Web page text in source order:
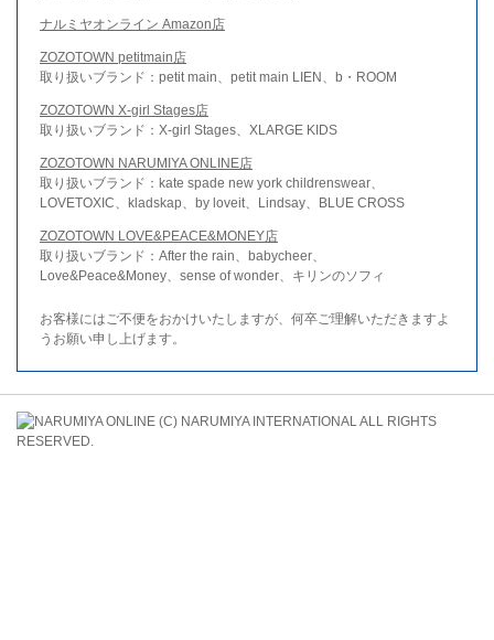
ナルミヤオンライン Amazon店
ZOZOTOWN petitmain店
取り扱いブランド：petit main、petit main LIEN、b・ROOM
ZOZOTOWN X-girl Stages店
取り扱いブランド：X-girl Stages、XLARGE KIDS
ZOZOTOWN NARUMIYA ONLINE店
取り扱いブランド：kate spade new york childrenswear、
LOVETOXIC、kladskap、by loveit、Lindsay、BLUE CROSS
ZOZOTOWN LOVE&PEACE&MONEY店
取り扱いブランド：After the rain、babycheer、
Love&Peace&Money、sense of wonder、キリンのソフィ
お客様にはご不便をおかけいたしますが、何卒ご理解いただきますよ
うお願い申し上げます。